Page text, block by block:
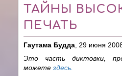
ТАЙНЫ
ПЕЧАТЬ
Гаутама Будда , 29 июня
Это часть диктовки,
можетездесь.